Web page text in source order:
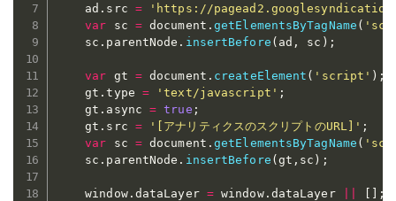
    ad
. src =
'https://
var sc = document . getElementsByTagName (
    sc
. parentNode . insertBefore ( ad , sc ) ;
var gt = document . createElement ( 'script' ) ;
    gt
.type = 'text/javascript' ;
    gt
. async = true ;
    gt
. src = '[アナリティクスのスクリプトのURL]' ;
var sc = document . getElementsByTagName (
    sc
. parentNode . insertBefore ( gt , sc ) ;
    window
. dataLayer = window. dataLayer
;